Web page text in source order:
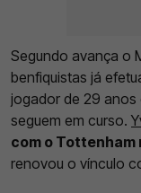
Segundo avança o
benfiquistas já
jogador de 29
seguem em curso.
com o Tottenham
renovou o vínculo